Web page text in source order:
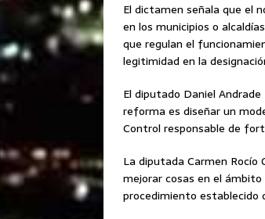
El dictamen señala que el
en los municipios o
que regulan el
legitimidad en la
El diputado Daniel
reforma es diseñar un
Control responsable de
La diputada Carmen Rocío
mejorar cosas en el
procedimiento establecido